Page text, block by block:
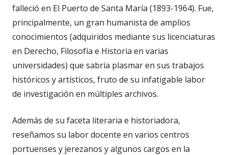
falleció en El Puerto de Santa María (1893-1964). Fue,
principalmente, un gran humanista de amplios
conocimientos (adquiridos mediante sus licenciaturas
en Derecho, Filosofía e Historia en varias
universidades) que sabría plasmar en sus trabajos
históricos y artísticos, fruto de su infatigable labor
de investigación en múltiples archivos.
Además de su faceta literaria e historiadora,
reseñamos su labor docente en varios centros
portuenses y jerezanos y algunos cargos en la